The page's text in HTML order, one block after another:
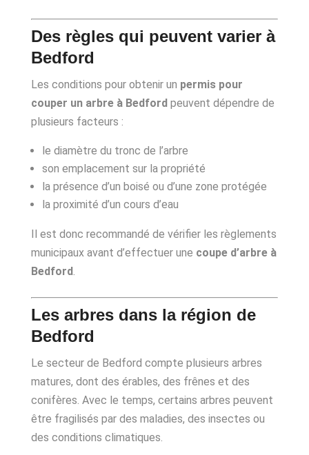
Des règles qui peuvent varier à
Bedford
Les conditions pour obtenir un permis pour
couper un arbre à Bedfordpeuvent dépendre de
plusieurs facteurs :
le diamètre du tronc de l’arbre
son emplacement sur la propriété
la présence d’un boisé ou d’une zone protégée
la proximité d’un cours d’eau
Il est donc recommandé de vérifier les règlements
municipaux avant d’effectuer une coupe d’arbre à
Bedford.
Les arbres dans la région de
Bedford
Le secteur de Bedford compte plusieurs arbres
matures, dont des érables, des frênes et des
conifères. Avec le temps, certains arbres peuvent
être fragilisés par des maladies, des insectes ou
des conditions climatiques.